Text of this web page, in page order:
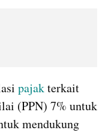
pajak terkait
(PPN) 7% untuk
mendukung